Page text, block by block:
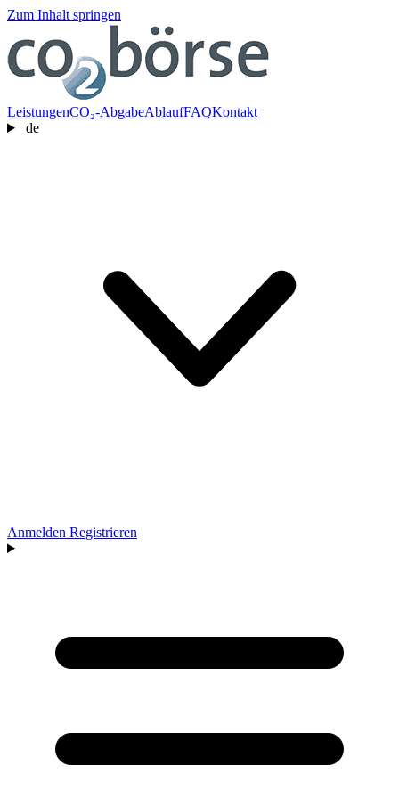
Zum Inhalt springen
LeistungenCO₂-AbgabeAblaufFAQKontakt
de
Anmelden Registrieren